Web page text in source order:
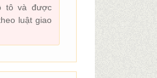
tô và được
luật giao